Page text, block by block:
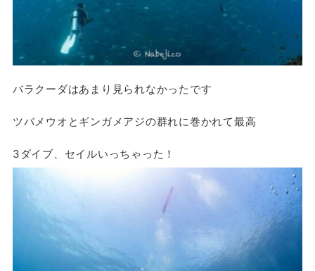
バラクーダはあまり見られなかったです
ツバメウオとギンガメアジの群れに巻かれて最高
3ダイブ、セイルいっちゃった！